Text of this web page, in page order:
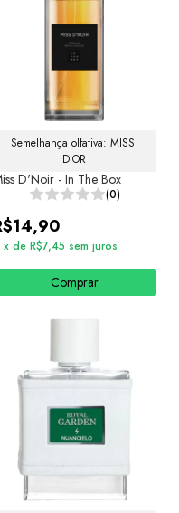
Semelhança olfativa: MISS
DIOR
D'Noir - In The Box
(0)
x de R$7,45 sem juros
Comprar